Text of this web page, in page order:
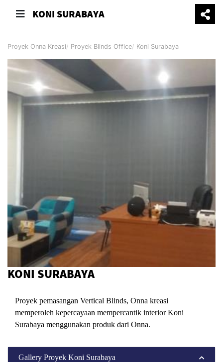
KONI SURABAYA
Proyek Onna Kreasi Proyek Blinds Office Koni Surabaya
KONI SURABAYA
Proyek pemasangan Vertical Blinds, Onna kreasi
memperoleh kepercayaan mempercantik interior Koni
Surabaya menggunakan produk dari Onna.
Gallery Proyek Koni Surabaya